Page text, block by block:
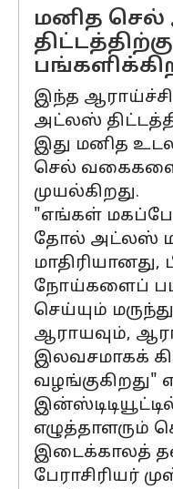
மனித
இந்த
அட்லஸ்
இது மனித
செல்
முயல்கிறது.
"எங்கள்
தோல் அட்லஸ்
நோய்களைப்
செய்யும்
ஆராயவும்,
இலவசமாகக்
எழுத்தாளரும்
இடைக்காலத்
பேராசிரியர்